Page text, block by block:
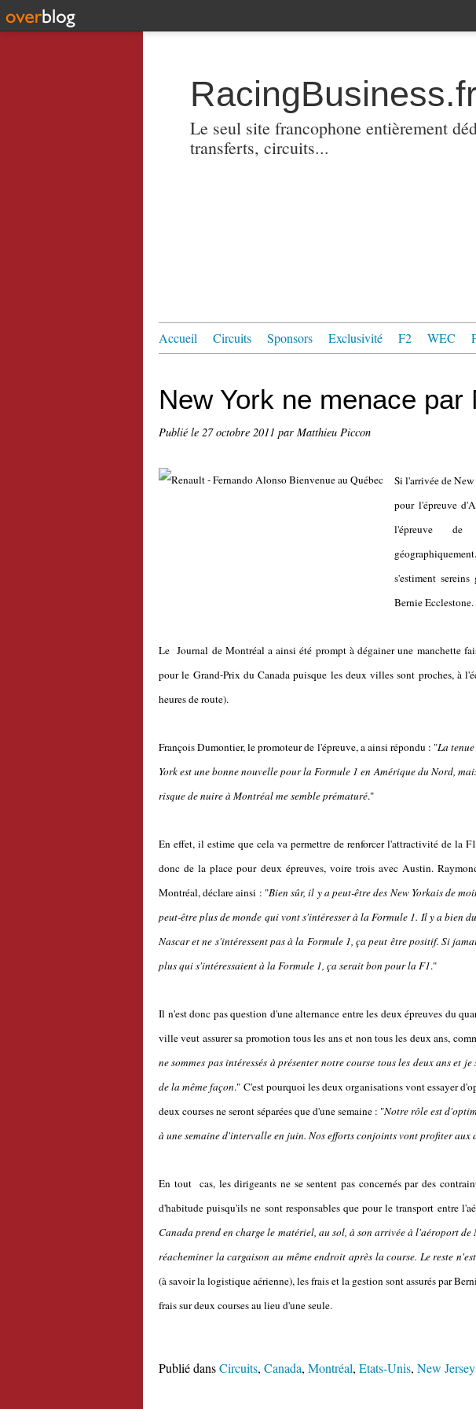
Le seul site francophone entièrement
transferts, circuits...
Accueil Circuits Sponsors Exclusivité F2 WEC
New York ne menace par
Publié le 27 octobre 2011 par Matthieu Piccon
Si l'arrivée de
pour l'épreuve
l'épreuve de
s'estiment
Bernie Ecclestone.
Le Journal de Montréal a ainsi été prompt à dégainer une manchette
pour le Grand-Prix du Canada puisque les deux villes sont proches, à
heures de route).
François Dumontier, le promoteur de l'épreuve, a ainsi répondu : "La
York est une bonne nouvelle pour la Formule 1 en Amérique du Nord,
risque de nuire à Montréal me semble prématuré."
En effet, il estime que cela va permettre de renforcer l'attractivité de la
donc de la place pour deux épreuves, voire trois avec Austin.
Montréal, déclare ainsi : "Bien sûr, il y a peut-être des New Yorkais de
peut-être plus de monde qui vont s'intéresser à la Formule 1. Il y a bien
Nascar et ne s'intéressent pas à la Formule 1, ça peut être positif. Si
plus qui s'intéressaient à la Formule 1, ça serait bon pour la F1."
Il n'est donc pas question d'une alternance entre les deux épreuves du
ville veut assurer sa promotion tous les ans et non tous les deux ans,
ne sommes pas intéressés à présenter notre course tous les deux ans et
de la même façon." C'est pourquoi les deux organisations vont essayer
deux courses ne seront séparées que d'une semaine : "Notre rôle est
à une semaine d'intervalle en juin. Nos efforts conjoints vont profiter aux
En tout cas, les dirigeants ne se sentent pas concernés par des
d'habitude puisqu'ils ne sont responsables que pour le transport entre
Canada prend en charge le matériel, au sol, à son arrivée à l'aéroport
réacheminer la cargaison au même endroit après la course. Le reste
(à savoir la logistique aérienne), les frais et la gestion sont assurés par
frais sur deux courses au lieu d'une seule.
Publié dansCircuits, Canada, Montréal, Etats-Unis, New Jersey